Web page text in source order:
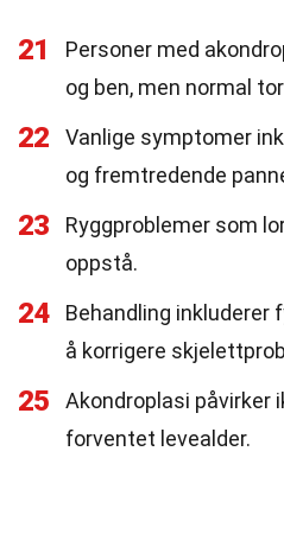
21
Personer med
og ben, men normal
22
Vanlige symptomer
og fremtredende
23
Ryggproblemer som
oppstå.
24
Behandling inkluderer
å korrigere
25
Akondroplasi påvirker
forventet levealder.